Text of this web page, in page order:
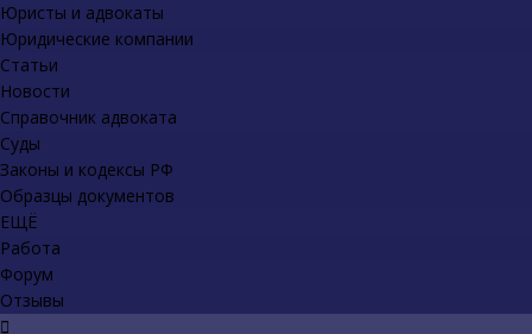
Юристы и адвокаты
Юридические компании
Статьи
Новости
Справочник адвоката
Суды
Законы и кодексы РФ
Образцы документов
ЕЩЁ
Работа
Форум
Отзывы